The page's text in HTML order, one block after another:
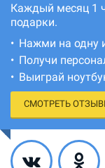
Каждый месяц 1
подарки.
Нажми на одну
Получи
Выиграй
СМОТРЕТЬ